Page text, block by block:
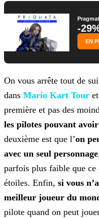
-
EN
On vous arrête tout de
dans Mario Kart Tour
première et pas des
les pilotes pouvant
deuxième est que l’on
avec un seul personnage
parfois plus faible que ce
étoiles. Enfin, si vous
meilleur joueur du
pilote quand on peut